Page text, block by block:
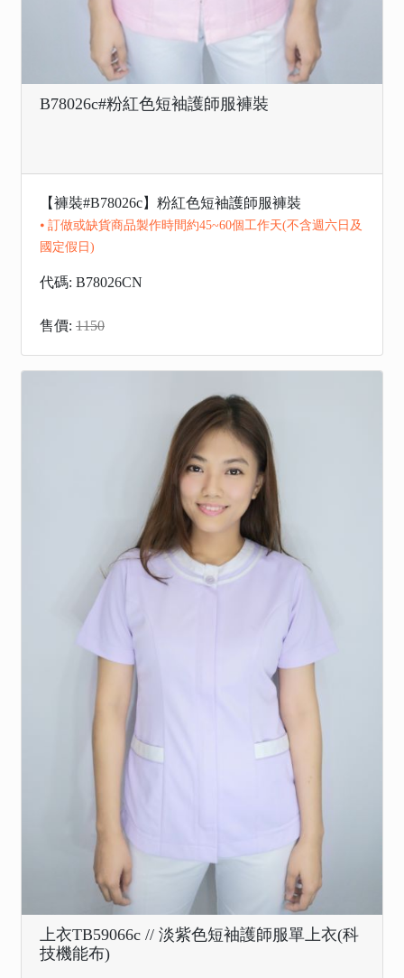
B78026c#粉紅色短袖護師服褲裝
【褲裝#B78026c】粉紅色短袖護師服褲裝
⦁ 訂做或缺貨商品製作時間約45~60個工作天(不含週六日及
國定假日)
代碼: B78026CN
售價: 1150
上衣TB59066c // 淡紫色短袖護師服單上衣(科
技機能布)